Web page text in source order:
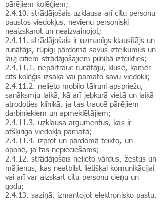
pārējiem kolēģiem;
2.4.10. strādājošais uzklausa arī citu personu
paustos viedokļus, nevienu personiski
neaizskarot un neaizvainojot;
2.4.11. strādājošais ir uzmanīgs klausītājs un
runātājs, rūpīgi pārdomā savus izteikumus un
ļauj citiem strādājošajiem pilnībā izteikties;
2.4.11.1. nepārtrauc runātāju, klusē, kamēr
cits kolēģis izsaka vai pamato savu viedokli;
2.4.11.2. nelieto mobilo tālruni apspriežu,
sanāksmju laikā, kā arī jebkurā vietā un laikā
atrodoties klīnikā, ja tas traucē pārējiem
darbiniekiem un apmeklētājiem;
2.4.11.3. uzklausa argumentus, kas ir
atšķirīga viedokļa pamatā;
2.4.11.4. izprot un pārdomā teikto, un
oponē, ja tas nepieciešams;
2.4.12. strādājošais nelieto vārdus, žestus un
mājienus, kas neatbilst lietišķai komunikācijai
vai arī var aizskart citu personu cieņu un
godu;
2.4.13. saziņā, izmantojot elektronisko pastu,